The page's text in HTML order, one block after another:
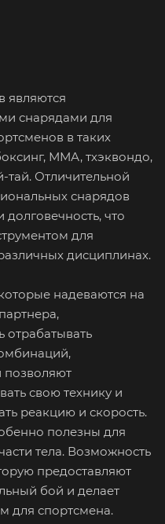
являются
снарядами для
в таких
ММА, тхэквондо,
тай. Отличительной
снарядов
долговечность, что
для
дисциплинах.
надеваются на
отрабатывать
свою технику и
реакцию и скорость.
полезны для
тела. Возможность
предоставляют
бой и делает
для спортсмена.